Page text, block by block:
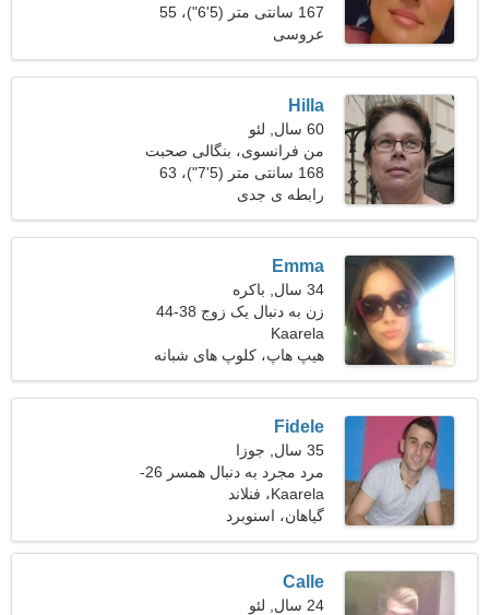
167 سانتی متر (5'6")، 55
کیلوگرم (121 پوند)
عروسی
Hilla
60 سال, لئو
من فرانسوی، بنگالی صحبت
می کنم
168 سانتی متر (5'7")، 63
کیلوگرم (138 پوند)
رابطه ی جدی
Emma
34 سال, باکره
زن به دنبال یک زوج 38-44
Kaarela
هیپ هاپ، کلوپ های شبانه
Fidele
35 سال, جوزا
مرد مجرد به دنبال همسر 26-
30
Kaarela، فنلاند
گیاهان، اسنوبرد
Calle
24 سال, لئو